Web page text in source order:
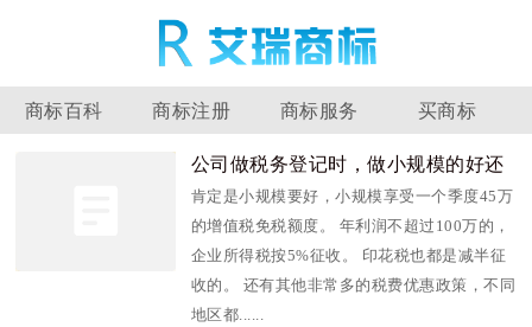
商标百科 商标注册 商标服务 买商标
公司做税务登记时，做小规模的好还
是一般纳税人？
肯定是小规模要好，小规模享受一个季度45万
的增值税免税额度。 年利润不超过100万的，
企业所得税按5%征收。 印花税也都是减半征
收的。 还有其他非常多的税费优惠政策，不同
地区都......